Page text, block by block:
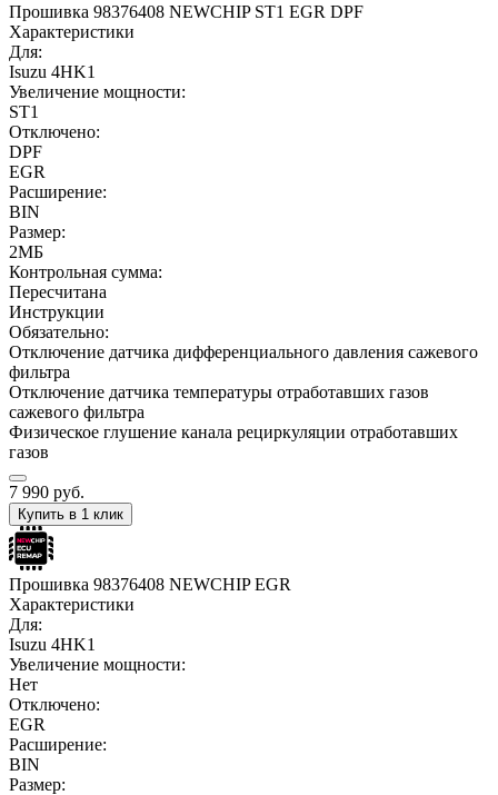
Прошивка 98376408 NEWCHIP ST1 EGR DPF
Характеристики
Для:
Isuzu 4HK1
Увеличение мощности:
ST1
Отключено:
DPF
EGR
Расширение:
BIN
Размер:
2МБ
Контрольная сумма:
Пересчитана
Инструкции
Обязательно:
Отключение датчика дифференциального давления сажевого
фильтра
Отключение датчика температуры отработавших газов
сажевого фильтра
Физическое глушение канала рециркуляции отработавших
газов
7 990 руб.
Купить в 1 клик
Прошивка 98376408 NEWCHIP EGR
Характеристики
Для:
Isuzu 4HK1
Увеличение мощности:
Нет
Отключено:
EGR
Расширение:
BIN
Размер: